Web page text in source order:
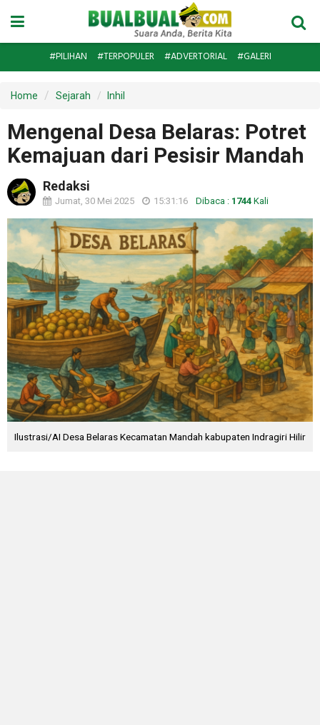
#PILIHAN #TERPOPULER #ADVERTORIAL #GALERI
Home Sejarah Inhil
Mengenal Desa Belaras: Potret
Kemajuan dari Pesisir Mandah
Redaksi
Jumat, 30 Mei 2025 15:31:16 Dibaca : 1744 Kali
Ilustrasi/AI Desa Belaras Kecamatan Mandah kabupaten Indragiri Hilir